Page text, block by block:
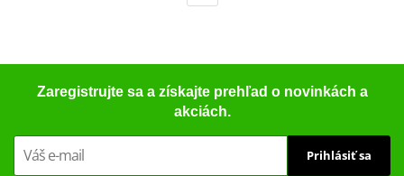
Zaregistrujte sa a získajte prehľad o novinkách a
akciách.
Prihlásiť sa